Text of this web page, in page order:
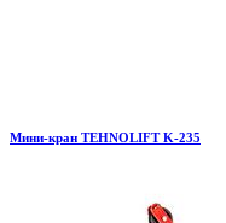
Мини-кран TEHNOLIFT K-235